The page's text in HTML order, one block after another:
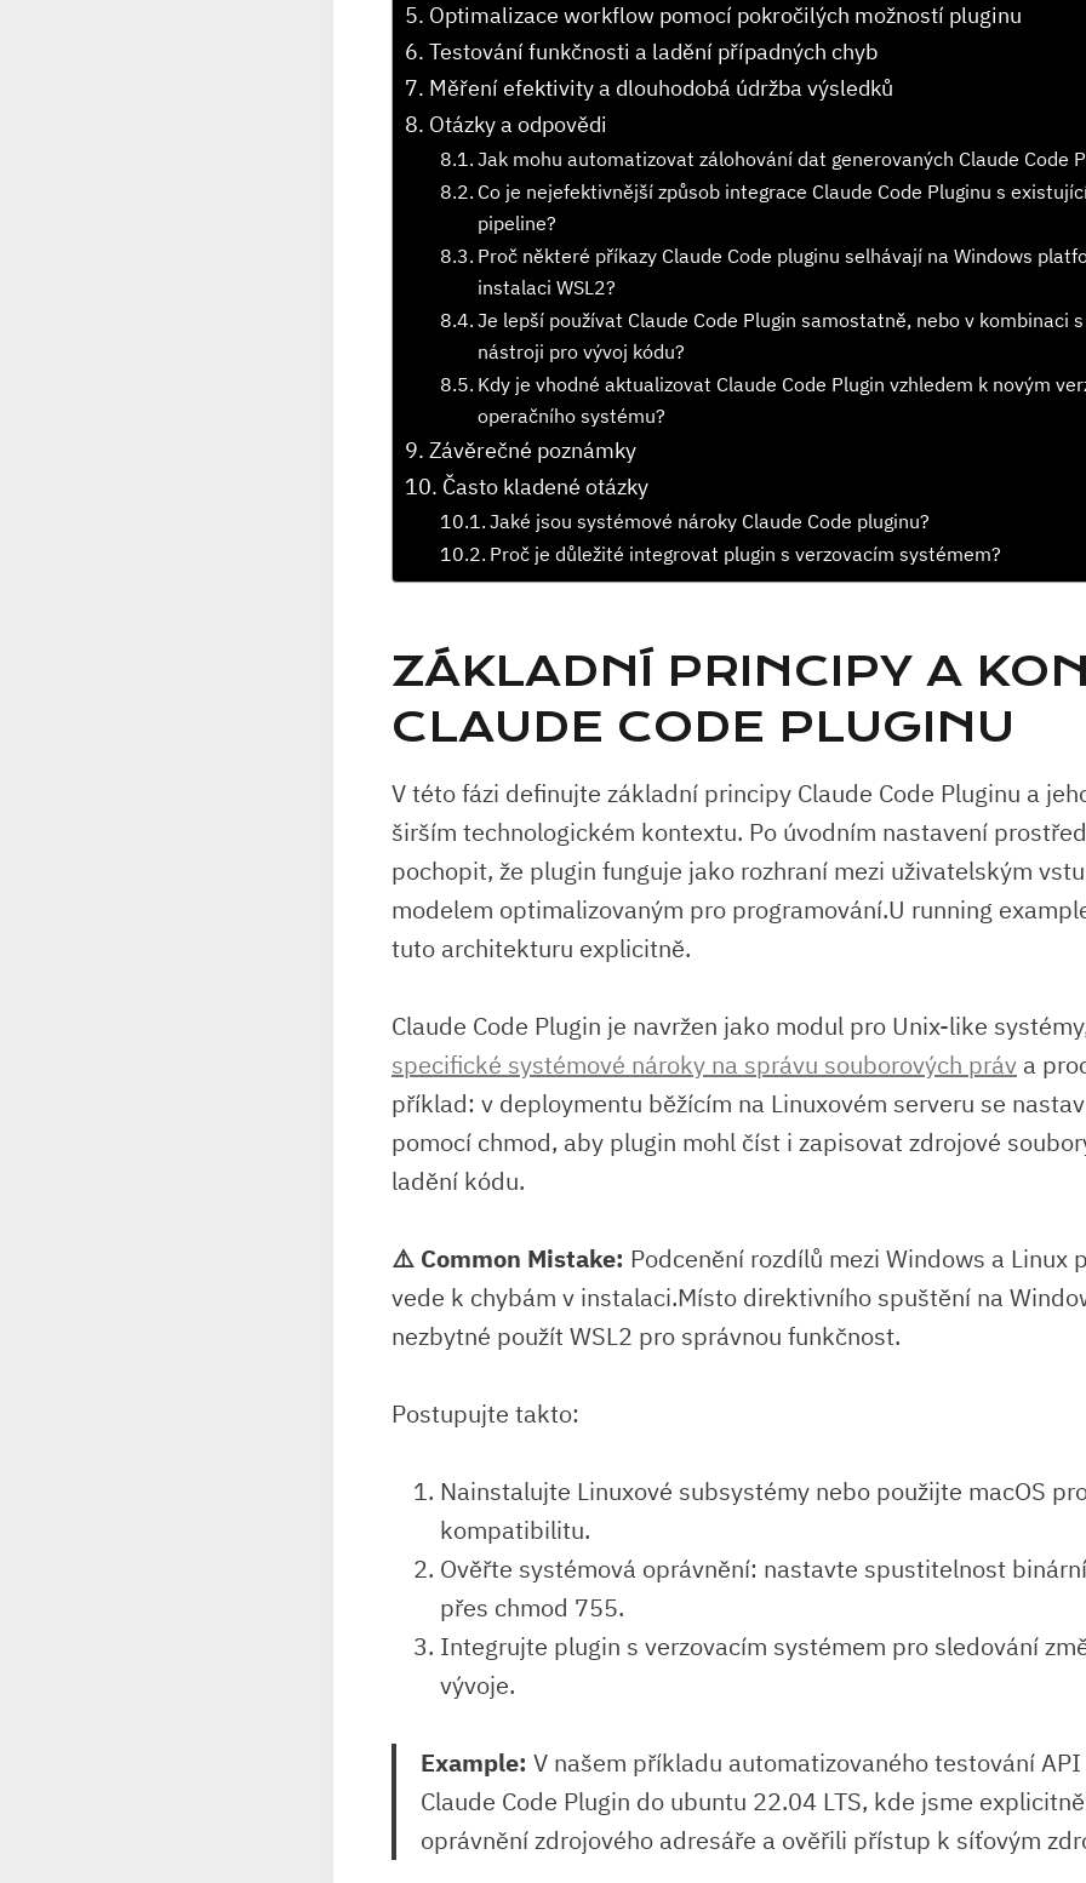
Optimalizace workflow pomocí pokročilých možností pluginu
Testování funkčnosti a ladění případných chyb
Měření efektivity a dlouhodobá údržba výsledků
Otázky⁢ a odpovědi
Jak mohu automatizovat zálohování dat generovaných Claude⁤ Code
Co ⁣je nejefektivnější⁤ způsob integrace Claude Code Pluginu s
pipeline?
Proč některé příkazy Claude⁣ Code pluginu selhávají na Windows
instalaci ⁤WSL2?
Je lepší používat ⁢Claude Code Plugin ⁢samostatně, nebo v kombinaci
⁣nástroji pro⁢ vývoj kódu?
Kdy je vhodné aktualizovat Claude⁢ Code Plugin vzhledem ⁢k ⁢novým
operačního systému?
Závěrečné poznámky
Často kladené otázky
Jaké jsou systémové nároky Claude Code pluginu?
Proč je důležité integrovat plugin s verzovacím systémem?
ZÁKLADNÍ⁢ PRINCIPY A
CLAUDE CODE PLUGINU
V této fázi ⁤definujte základní principy Claude Code Pluginu a
širším technologickém kontextu.⁤ Po úvodním ⁣nastavení
pochopit, že plugin funguje jako ⁢rozhraní mezi uživatelským
modelem optimalizovaným pro ⁣programování.U running
tuto architekturu explicitně.
Claude Code Plugin je navržen jako modul pro Unix-like⁣
specifické systémové⁢ nároky na⁢ správu souborových práv a
příklad: v deploymentu běžícím ⁤na Linuxovém serveru se
pomocí chmod, aby plugin mohl číst ⁢i zapisovat zdrojové
ladění kódu.
⚠️ Common Mistake: Podcenění rozdílů mezi Windows a Linux
vede k chybám v instalaci.Místo direktivního spuštění na⁤
nezbytné použít WSL2 pro správnou ⁢funkčnost.
Postupujte takto:
Nainstalujte Linuxové subsystémy nebo použijte macOS
kompatibilitu.
Ověřte systémová oprávnění: nastavte spustitelnost
přes chmod 755.
Integrujte plugin s⁤ verzovacím ⁤systémem pro sledování
vývoje.
Example: V našem příkladu automatizovaného testování⁣
Claude Code Plugin do ubuntu 22.04 LTS, kde jsme
oprávnění zdrojového ⁤adresáře a ověřili přístup k síťovým